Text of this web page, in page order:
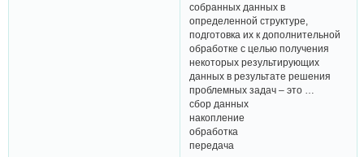
собранных данных в
определенной структуре,
подготовка их к дополнительной
обработке с целью получения
некоторых результирующих
данных в результате решения
проблемных задач – это …
сбор данных
накопление
обработка
передача